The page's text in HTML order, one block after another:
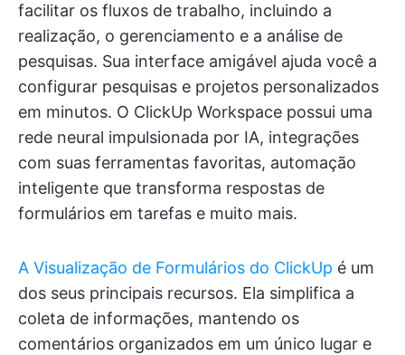
facilitar os fluxos de trabalho, incluindo a
realização, o gerenciamento e a análise de
pesquisas. Sua interface amigável ajuda você a
configurar pesquisas e projetos personalizados
em minutos. O ClickUp Workspace possui uma
rede neural impulsionada por IA, integrações
com suas ferramentas favoritas, automação
inteligente que transforma respostas de
formulários em tarefas e muito mais.
A Visualização de Formulários do ClickUp é um
dos seus principais recursos. Ela simplifica a
coleta de informações, mantendo os
comentários organizados em um único lugar e